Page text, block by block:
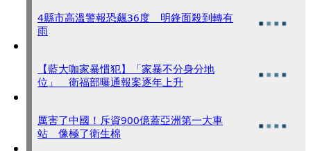
4縣市高溫警報恐飆36度 明鋒面殺到轉有
雨
【藍大咖家暴慣犯】「家暴不分身分地
位」 衛福部曝通報案逐年上升
厲害了中國！斥資900億蓋亞洲第一大車
站 像極了衛生棉